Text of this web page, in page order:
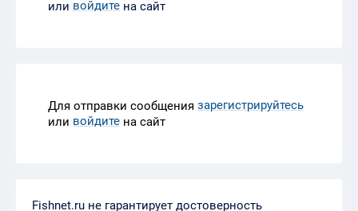
или войдите на сайт
Для отправки сообщения зарегистрируйтесь
или войдите на сайт
Fishnet.ru не гарантирует достоверность